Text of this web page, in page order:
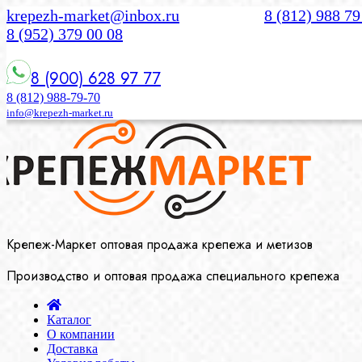
krepezh-market@inbox.ru
8 (812) 988
8 (952) 379 00 08
8 (900) 628 97 77
8 (812) 988-79-70
info@krepezh-market.ru
Крепеж-Маркет оптовая продажа крепежа и метизов
Производство и оптовая продажа специального крепежа
Каталог
О компании
Доставка